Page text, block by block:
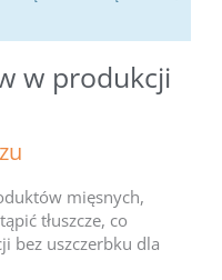
w produkcji
mięsnych,
tłuszcze, co
bez uszczerbku dla